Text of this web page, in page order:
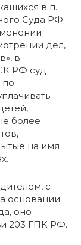
в п.
Суда РФ
дел,
в
РФ суд
по
более
на имя
с
основании
оно
203 ГПК РФ.